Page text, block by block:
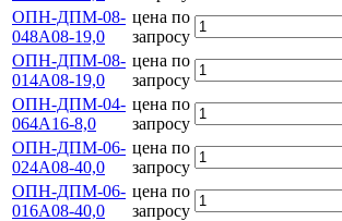
ОПН-ДПМ-08-
048А08-19,0
цена по
запросу
ОПН-ДПМ-08-
014А08-19,0
цена по
запросу
ОПН-ДПМ-04-
064А16-8,0
цена по
запросу
ОПН-ДПМ-06-
024А08-40,0
цена по
запросу
ОПН-ДПМ-06-
016А08-40,0
цена по
запросу